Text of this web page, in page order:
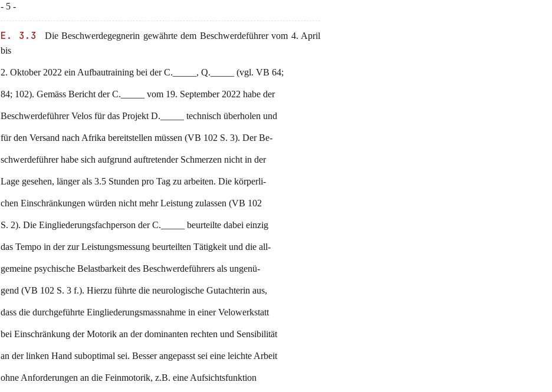
- 5 -
E. 3.3
Die Beschwerdegegnerin gewährte dem Beschwerdeführer vom 4. April
bis
2. Oktober 2022 ein Aufbautraining bei der C._____, Q._____ (vgl. VB 64;
84; 102). Gemäss Bericht der C._____ vom 19. September 2022 habe der
Beschwerdeführer Velos für das Projekt D._____ technisch überholen und
für den Versand nach Afrika bereitstellen müssen (VB 102 S. 3). Der Be-
schwerdeführer habe sich aufgrund auftretender Schmerzen nicht in der
Lage gesehen, länger als 3.5 Stunden pro Tag zu arbeiten. Die körperli-
chen Einschränkungen würden nicht mehr Leistung zulassen (VB 102
S. 2). Die Eingliederungsfachperson der C._____ beurteilte dabei einzig
das Tempo in der zur Leistungsmessung beurteilten Tätigkeit und die all-
gemeine psychische Belastbarkeit des Beschwerdeführers als ungenü-
gend (VB 102 S. 3 f.). Hierzu führte die neurologische Gutachterin aus,
dass die durchgeführte Eingliederungsmassnahme in einer Velowerkstatt
bei Einschränkung der Motorik an der dominanten rechten und Sensibilität
an der linken Hand suboptimal sei. Besser angepasst sei eine leichte Arbeit
ohne Anforderungen an die Feinmotorik, z.B. eine Aufsichtsfunktion